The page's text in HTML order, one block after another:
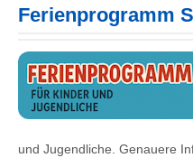
Ferienprogramm
und Jugendliche. Genauere